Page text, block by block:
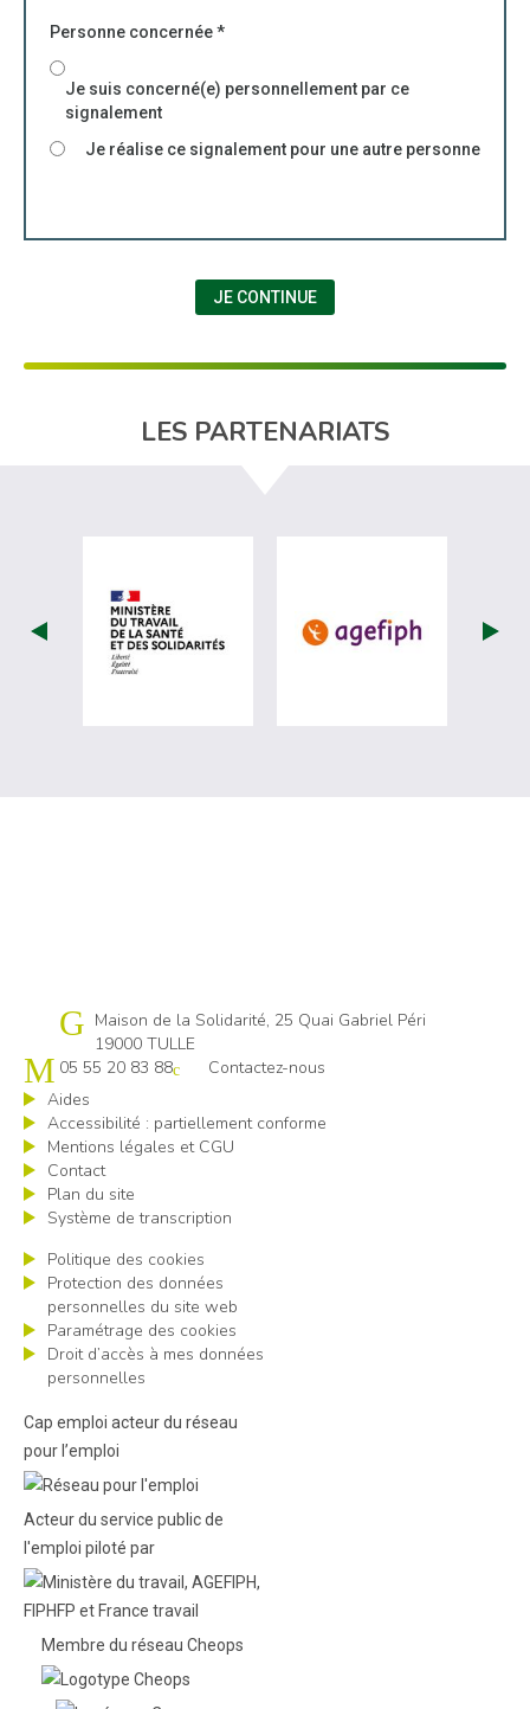
Personne concernée*
Je suis concerné(e) personnellement par ce
signalement
Je réalise ce signalement pour une autre personne
JE CONTINUE
LES PARTENARIATS
visiter les site de Ministère du travail
visiter les
Cap emploi 19
Maison de la Solidarité, 25 Quai Gabriel Péri
19000 TULLE
05 55 20 83 88
Contactez-nous
Aides
Accessibilité : partiellement conforme
Mentions légales et CGU
Contact
Plan du site
Système de transcription
Politique des cookies
Protection des données
personnelles du site web
Paramétrage des cookies
Droit d’accès à mes données
personnelles
Cap emploi acteur du réseau
pour l’emploi
Acteur du service public de
l'emploi piloté par
Membre du réseau Cheops